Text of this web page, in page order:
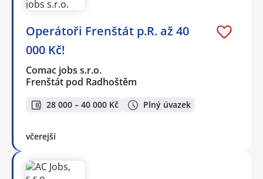
Operátoři Frenštát p.R. až 40
000 Kč!
Comac jobs s.r.o.
Frenštát pod Radhoštěm
28 000 – 40 000 Kč Plný úvazek
včerejší